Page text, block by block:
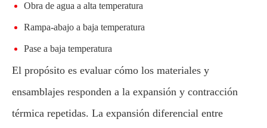
Obra de agua a alta temperatura
Rampa-abajo a baja temperatura
Pase a baja temperatura
El propósito es evaluar cómo los materiales y
ensamblajes responden a la expansión y contracción
térmica repetidas. La expansión diferencial entre